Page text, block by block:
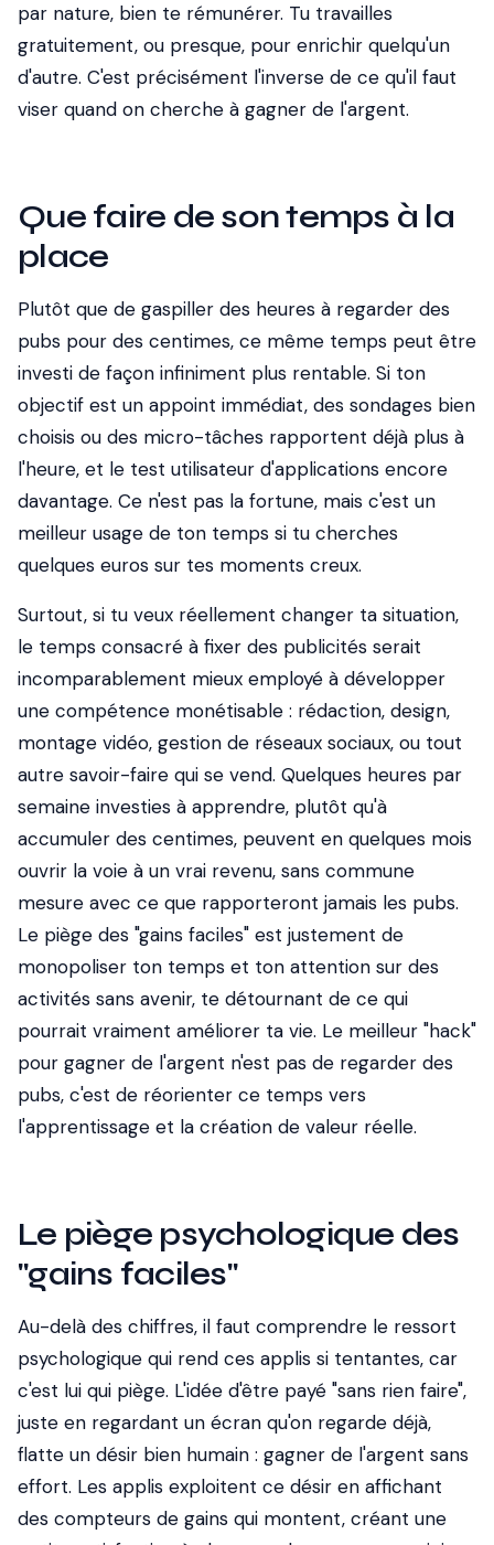
par nature, bien te rémunérer. Tu travailles
gratuitement, ou presque, pour enrichir quelqu'un
d'autre. C'est précisément l'inverse de ce qu'il faut
viser quand on cherche à gagner de l'argent.
Que faire de son temps à la
place
Plutôt que de gaspiller des heures à regarder des
pubs pour des centimes, ce même temps peut être
investi de façon infiniment plus rentable. Si ton
objectif est un appoint immédiat, des sondages bien
choisis ou des micro-tâches rapportent déjà plus à
l'heure, et le test utilisateur d'applications encore
davantage. Ce n'est pas la fortune, mais c'est un
meilleur usage de ton temps si tu cherches
quelques euros sur tes moments creux.
Surtout, si tu veux réellement changer ta situation,
le temps consacré à fixer des publicités serait
incomparablement mieux employé à développer
une compétence monétisable : rédaction, design,
montage vidéo, gestion de réseaux sociaux, ou tout
autre savoir-faire qui se vend. Quelques heures par
semaine investies à apprendre, plutôt qu'à
accumuler des centimes, peuvent en quelques mois
ouvrir la voie à un vrai revenu, sans commune
mesure avec ce que rapporteront jamais les pubs.
Le piège des "gains faciles" est justement de
monopoliser ton temps et ton attention sur des
activités sans avenir, te détournant de ce qui
pourrait vraiment améliorer ta vie. Le meilleur "hack"
pour gagner de l'argent n'est pas de regarder des
pubs, c'est de réorienter ce temps vers
l'apprentissage et la création de valeur réelle.
Le piège psychologique des
"gains faciles"
Au-delà des chiffres, il faut comprendre le ressort
psychologique qui rend ces applis si tentantes, car
c'est lui qui piège. L'idée d'être payé "sans rien faire",
juste en regardant un écran qu'on regarde déjà,
flatte un désir bien humain : gagner de l'argent sans
effort. Les applis exploitent ce désir en affichant
des compteurs de gains qui montent, créant une